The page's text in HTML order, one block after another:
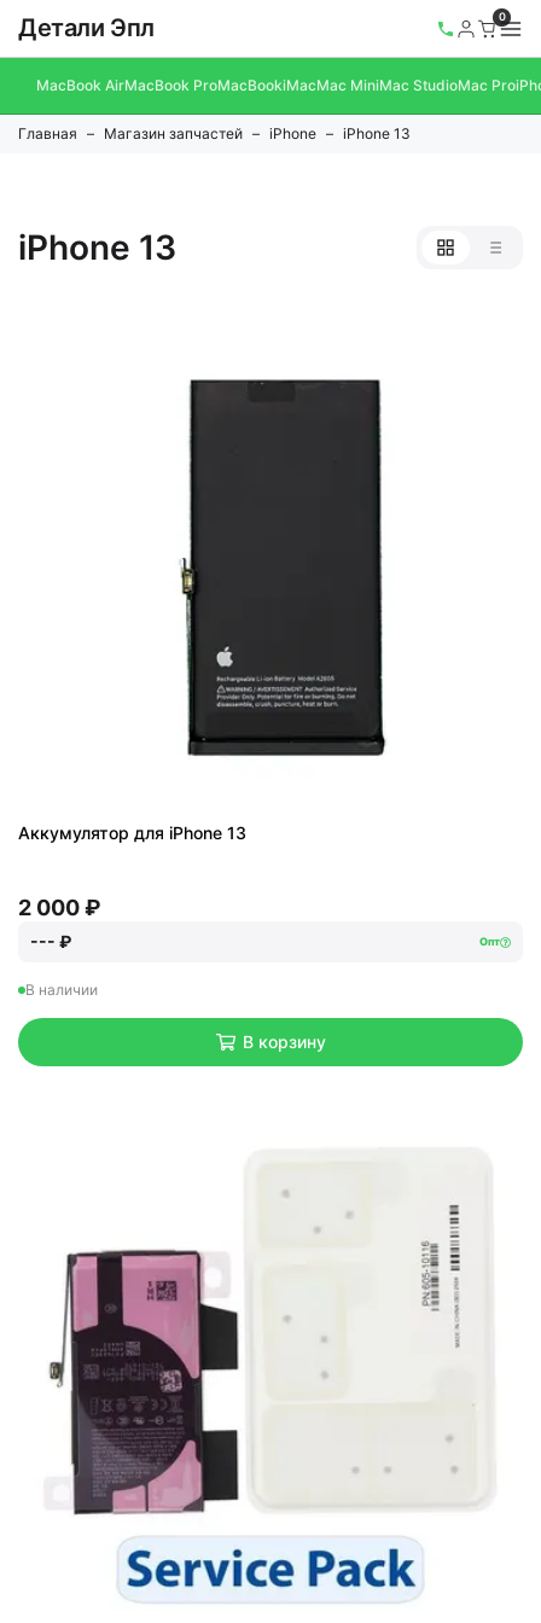
Детали Эпл 0
MacBook AirMacBook ProMacBookiMacMac MiniMac StudioMac Pro
Главная Магазин запчастей iPhone iPhone 13
iPhone 13
Аккумулятор для iPhone 13
2 000 ₽
--- ₽ Опт
В наличии
В корзину